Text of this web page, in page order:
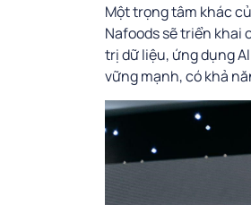
Một trọng tâm khác
Nafoods sẽ triển khai
trị dữ liệu, ứng dụng
vững mạnh, có khả